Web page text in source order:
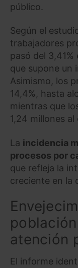
público.
Según el
trabajadores
pasó del 3,41%
que supone un
Asimismo, los
14,4%, hasta
mientras que
1,24 millones
La incidencia
procesos por
que refleja la
creciente en la
atención
El informe